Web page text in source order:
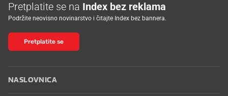
Pretplatite se na Index bez reklama
Podržite neovisno novinarstvo i čitajte Index bez bannera.
Pretplatite se
NASLOVNICA